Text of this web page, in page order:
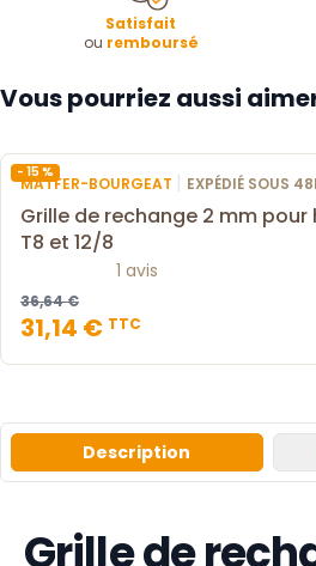
Satisfait
ou remboursé
Vous pourriez aussi
- 15 %
MATFER-BOURGEAT | EXPÉDIÉ SOUS
Grille de rechange 2 mm
T8 et 12/8
1 avis
36,64 €
31,14 € TTC
Description
Grille de